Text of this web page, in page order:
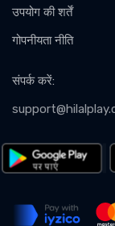
उपयोग की शर्तें
गोपनीयता नीति
संपर्क करें: